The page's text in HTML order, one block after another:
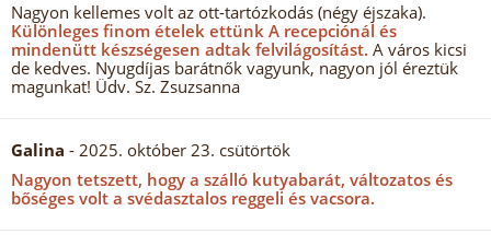
Nagyon kellemes volt az ott-tartózkodás (négy éjszaka).
Különleges finom ételek ettünk A recepciónál és
mindenütt készségesen adtak felvilágosítást. A város kicsi
de kedves. Nyugdíjas barátnők vagyunk, nagyon jól éreztük
magunkat! Üdv. Sz. Zsuzsanna
Galina - 2025. október 23. csütörtök
Nagyon tetszett, hogy a szálló kutyabarát, változatos és
bőséges volt a svédasztalos reggeli és vacsora.